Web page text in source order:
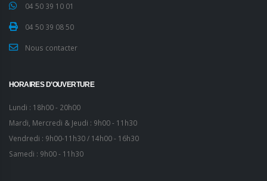
04 50 39 10 01
04 50 39 08 50
Nous contacter
HORAIRES D’OUVERTURE
Lundi : 18h00 - 20h00
Mardi, Mercredi & Jeudi : 9h00 - 11h30
Vendredi : 9h00-11h30 / 14h00 - 16h30
Samedi : 9h00 - 11h30